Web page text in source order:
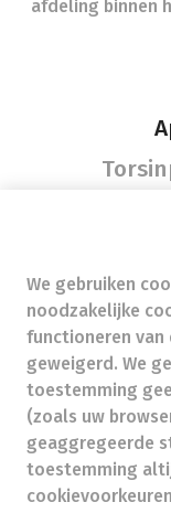
afdeling binnen
Bond
Valt onder
02/
Deontologie:
We gebruiken
noodzakelijke
functioneren van
geweigerd. We
toestemming
(zoals uw
geaggregeerde
toestemming